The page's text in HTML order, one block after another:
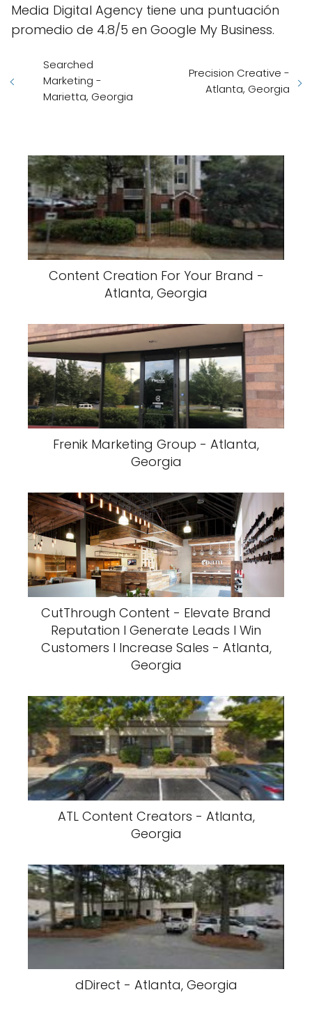
Media Digital Agency tiene una puntuación
promedio de 4.8/5 en Google My Business.
Searched
Marketing -
Marietta, Georgia
Precision Creative -
Atlanta, Georgia
Content Creation For Your Brand -
Atlanta, Georgia
Frenik Marketing Group - Atlanta,
Georgia
CutThrough Content - Elevate Brand
Reputation l Generate Leads l Win
Customers l Increase Sales - Atlanta,
Georgia
ATL Content Creators - Atlanta,
Georgia
dDirect - Atlanta, Georgia